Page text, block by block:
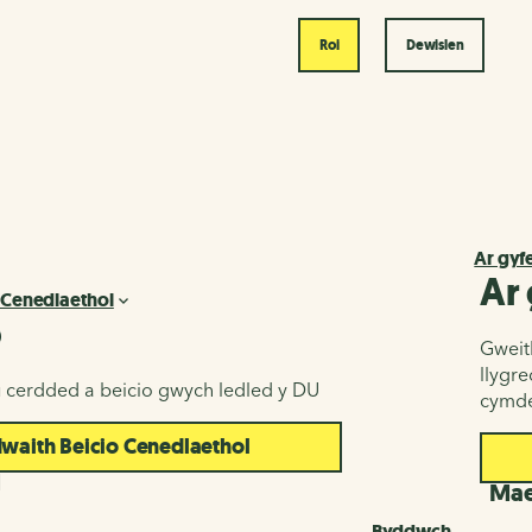
Roi Dewislen
a beicio gwych ledled y DU
Beicio Cenedlaethol
Ar
Ar